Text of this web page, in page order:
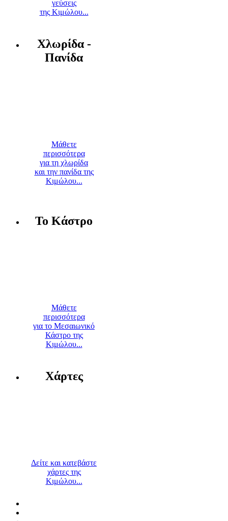
γεύσεις
της Κιμώλου...
Χλωρίδα -
Πανίδα
Μάθετε
περισσότερα
για τη χλωρίδα
και την πανίδα της
Κιμώλου...
Το Κάστρο
Μάθετε
περισσότερα
για το Μεσαιωνικό
Κάστρο της
Κιμώλου...
Χάρτες
Δείτε και κατεβάστε
χάρτες της
Κιμώλου...